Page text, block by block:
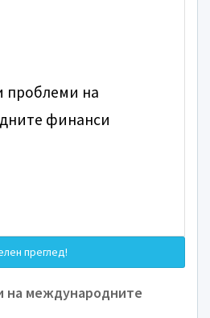
преглед!
на международните